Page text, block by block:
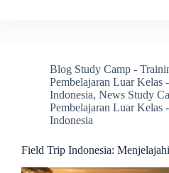
Blog Study Camp -
Pembelajaran Luar Kelas
Indonesia, News Study
Pembelajaran Luar Kelas
Indonesia
Field Trip Indonesia: